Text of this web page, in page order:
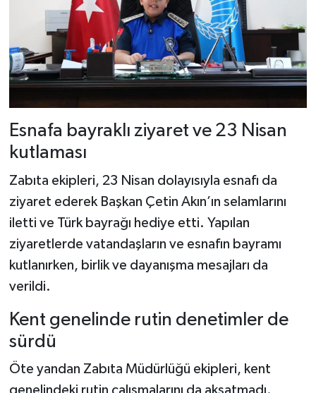
Esnafa bayraklı ziyaret ve 23 Nisan
kutlaması
Zabıta ekipleri, 23 Nisan dolayısıyla esnafı da
ziyaret ederek Başkan Çetin Akın’ın selamlarını
iletti ve Türk bayrağı hediye etti. Yapılan
ziyaretlerde vatandaşların ve esnafın bayramı
kutlanırken, birlik ve dayanışma mesajları da
verildi.
Kent genelinde rutin denetimler de
sürdü
Öte yandan Zabıta Müdürlüğü ekipleri, kent